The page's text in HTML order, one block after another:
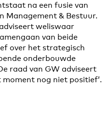
na een fusie van
Management & Bestuur.
weliswaar
van beide
over het strategisch
onderbouwde
raad van GW adviseert
moment nog niet positief’.